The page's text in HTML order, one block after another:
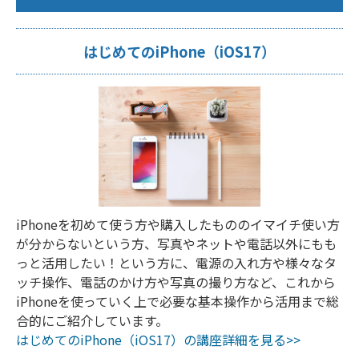
はじめてのiPhone（iOS17）
iPhoneを初めて使う方や購入したもののイマイチ使い方
が分からないという方、写真やネットや電話以外にもも
っと活用したい！という方に、電源の入れ方や様々なタ
ッチ操作、電話のかけ方や写真の撮り方など、これから
iPhoneを使っていく上で必要な基本操作から活用まで総
合的にご紹介しています。
はじめてのiPhone（iOS17）の講座詳細を見る>>